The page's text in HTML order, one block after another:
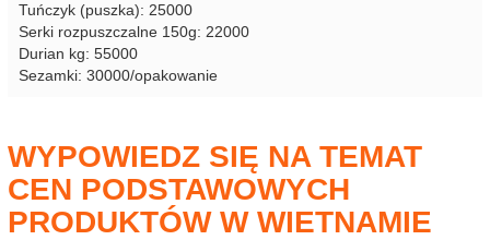
Tuńczyk (puszka): 25000
Serki rozpuszczalne 150g: 22000
Durian kg: 55000
Sezamki: 30000/opakowanie
WYPOWIEDZ SIĘ NA TEMAT
CEN PODSTAWOWYCH
PRODUKTÓW W WIETNAMIE